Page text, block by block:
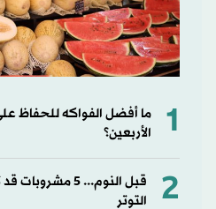
1
ما أفضل الفواكه للحفاظ
الأربعين؟
2
قبل النوم... 5
التوتر